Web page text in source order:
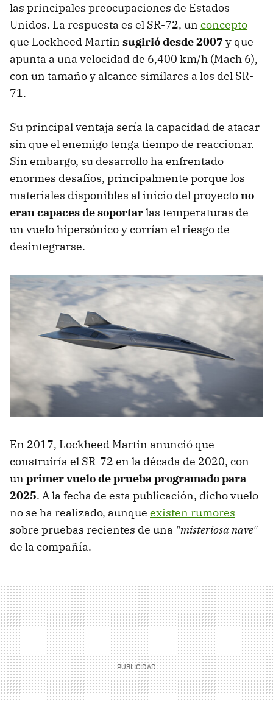
las principales preocupaciones de Estados
Unidos. La respuesta es el SR-72, un concepto
que Lockheed Martin sugirió desde 2007 y que
apunta a una velocidad de 6,400 km/h (Mach 6),
con un tamaño y alcance similares a los del SR-
71.
Su principal ventaja sería la capacidad de atacar
sin que el enemigo tenga tiempo de reaccionar.
Sin embargo, su desarrollo ha enfrentado
enormes desafíos, principalmente porque los
materiales disponibles al inicio del proyectono
eran capaces de soportarlas temperaturas de
un vuelo hipersónico y corrían el riesgo de
desintegrarse.
En 2017, Lockheed Martin anunció que
construiría el SR-72 en la década de 2020, con
un primer vuelo de prueba programado para
2025. A la fecha de esta publicación, dicho vuelo
no se ha realizado, aunque existen rumores
sobre pruebas recientes de una "misteriosa nave"
de la compañía.